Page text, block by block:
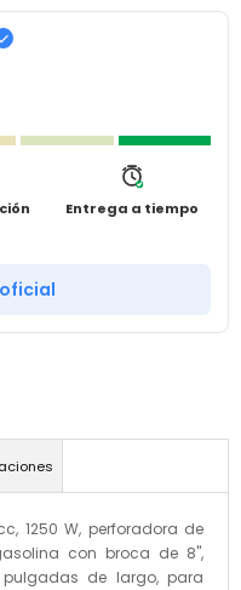
Entrega a tiempo
1250 W, perforadora de
con broca de 8",
de largo, para